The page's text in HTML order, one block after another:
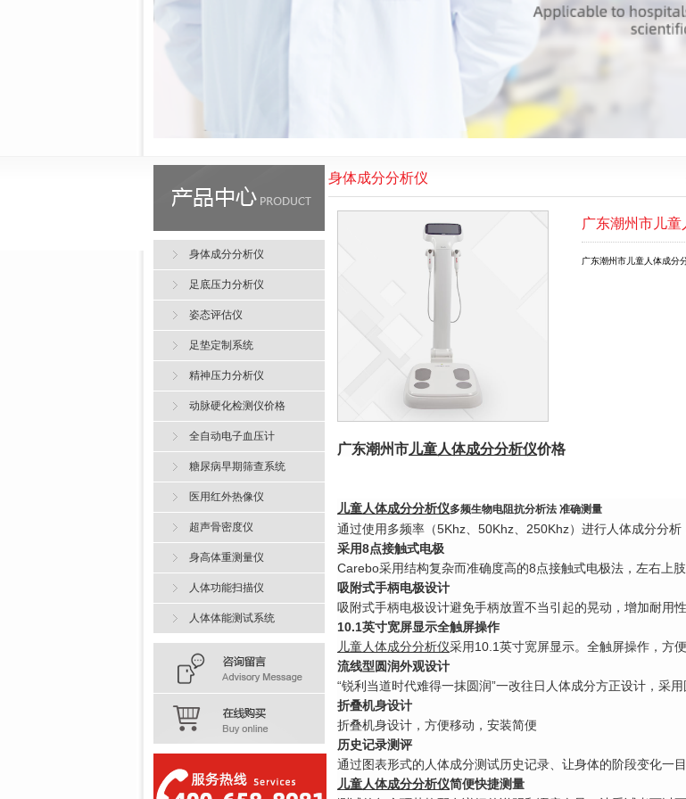
身体成分分析仪
广东潮州市儿
广东潮州市儿童人体成分
广东潮州市儿童人体成分分析仪价格
儿童人体成分分析仪多频生物电阻抗分析法 准确测量
通过使用多频率（5Khz、50Khz、250Khz）进行人体成分分析
采用8点接触式电极
Carebo采用结构复杂而准确度高的8点接触式电极法，左右上
吸附式手柄电极设计
吸附式手柄电极设计避免手柄放置不当引起的晃动，增加耐用性
10.1英寸宽屏显示全触屏操作
儿童人体成分分析仪采用10.1英寸宽屏显示。全触屏操作，方
流线型圆润外观设计
“锐利当道时代难得一抹圆润”一改往日人体成分方正设计，采
折叠机身设计
折叠机身设计，方便移动，安装简便
历史记录测评
通过图表形式的人体成分测试历史记录、让身体的阶段变化一
儿童人体成分分析仪简便快捷测量
身体成分分析仪
足底压力分析仪
姿态评估仪
足垫定制系统
精神压力分析仪
动脉硬化检测仪价格
全自动电子血压计
糖尿病早期筛查系统
医用红外热像仪
超声骨密度仪
身高体重测量仪
人体功能扫描仪
人体体能测试系统